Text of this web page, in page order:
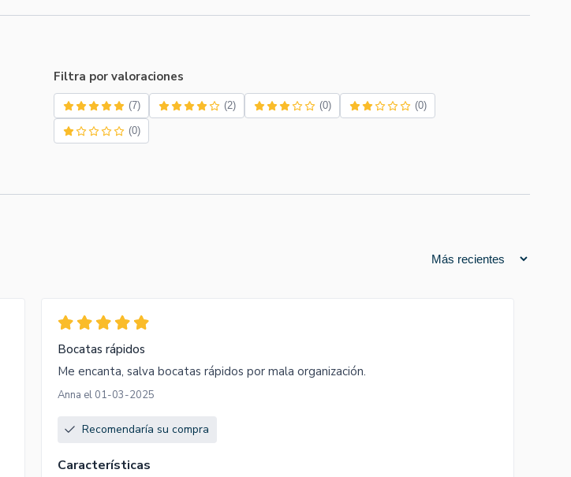
Filtra por valoraciones
(7) (2) (0) (0)
(0)
Bocatas rápidos
Me encanta, salva bocatas rápidos por mala organización.
Anna el 01-03-2025
Recomendaría su compra
Características